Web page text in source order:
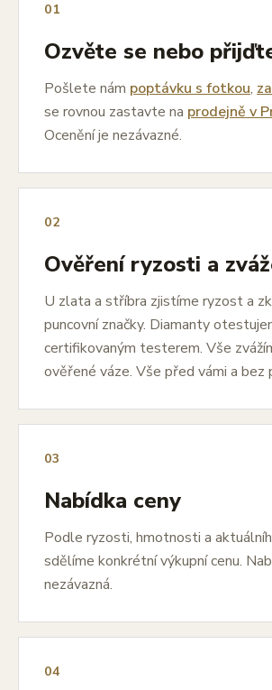
01
Ozvěte se nebo
Pošlete nám poptávku s fotkou,
se rovnou zastavte na prodejně v
Ocenění je nezávazné.
02
Ověření ryzosti a
U zlata a stříbra zjistíme ryzost a
puncovní značky. Diamanty
certifikovaným testerem. Vše
ověřené váze. Vše před vámi a bez
03
Nabídka ceny
Podle ryzosti, hmotnosti a
sdělíme konkrétní výkupní cenu.
nezávazná.
04